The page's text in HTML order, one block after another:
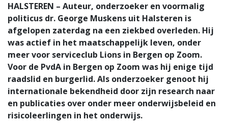
HALSTEREN – Auteur, onderzoeker en voormalig
politicus dr. George Muskens uit Halsteren is
afgelopen zaterdag na een ziekbed overleden. Hij
was actief in het maatschappelijk leven, onder
meer voor serviceclub Lions in Bergen op Zoom.
Voor de PvdA in Bergen op Zoom was hij enige tijd
raadslid en burgerlid. Als onderzoeker genoot hij
internationale bekendheid door zijn research naar
en publicaties over onder meer onderwijsbeleid en
risicoleerlingen in het onderwijs.